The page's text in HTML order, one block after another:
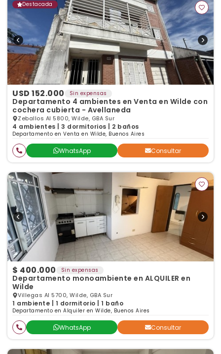
Destacada
USD 152.000 Sin expensas
Departamento 4 ambientes en Venta en Wilde con
cochera cubierta - Avellaneda
Zeballos Al 5800, Wilde, GBA Sur
4 ambientes | 3 dormitorios | 2 baños
Departamento en Venta en Wilde, Buenos Aires
WhatsApp Consultar
$ 400.000 Sin expensas
Departamento monoambiente en ALQUILER en
Wilde
Villegas Al 5700, Wilde, GBA Sur
1 ambiente | 1 dormitorio | 1 baño
Departamento en Alquiler en Wilde, Buenos Aires
WhatsApp Consultar